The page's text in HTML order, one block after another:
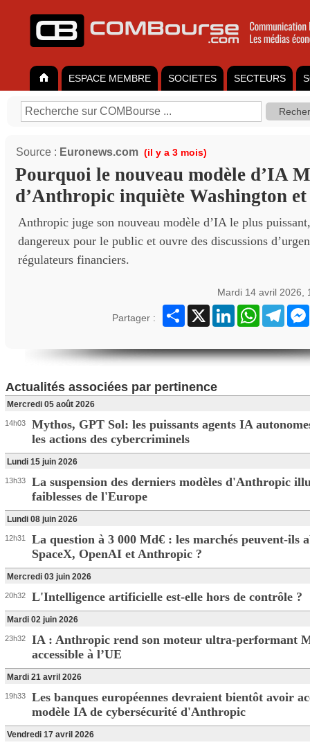
ESPACE MEMBRE SOCIETES SECTEURS
Source : Euronews.com (il y a 3 mois)
Pourquoi le nouveau modèle d’IA
d’Anthropic inquiète Washington
Anthropic juge son nouveau modèle d’IA le plus
dangereux pour le public et ouvre des discussions
régulateurs financiers.
Mardi 14 avril 2026,
Partager :
Partager
X LinkedInWhatsApp
Actualités associées par pertinence
Mercredi 05 août 2026
14h03
Mythos, GPT Sol: les puissants agents IA
les actions des cybercriminels
Lundi 15 juin 2026
13h33
La suspension des derniers modèles d'Anthropic
faiblesses de l'Europe
Lundi 08 juin 2026
12h31
La question à 3 000 Md€ : les marchés peuvent-ils
SpaceX, OpenAI et Anthropic ?
Mercredi 03 juin 2026
20h32 L'Intelligence artificielle est-elle hors de contrôle ?
Mardi 02 juin 2026
23h32
IA : Anthropic rend son moteur ultra-performant
accessible à l’UE
Mardi 21 avril 2026
19h33
Les banques européennes devraient bientôt avoir
modèle IA de cybersécurité d'Anthropic
Vendredi 17 avril 2026